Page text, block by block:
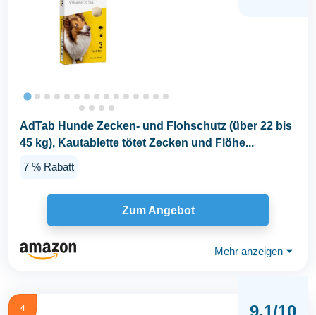
AdTab Hunde Zecken- und Flohschutz (über 22 bis
45 kg), Kautablette tötet Zecken und Flöhe...
7 % Rabatt
Zum Angebot
Mehr anzeigen ⏷
4 9,1/10